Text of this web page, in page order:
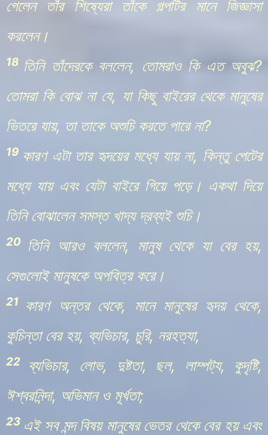
গেলেন তাঁর শিষ্যেরা তাঁকে গল্পটির মানে জিজ্ঞাসা
করলেন।
18 তিনি তাঁদেরকে বললেন, তোমরাও কি এত অবুঝ?
তোমরা কি বোঝ না যে, যা কিছু বাইরের থেকে মানুষের
ভিতরে যায়, তা তাকে অশুচি করতে পারে না?
19 কারণ এটা তার হৃদয়ের মধ্যে যায় না, কিন্তু পেটের
মধ্যে যায় এবং যেটা বাইরে গিয়ে পড়ে। একথা দিয়ে
তিনি বোঝালেন সমস্ত খাদ্য দ্রব্যই শুচি।
20 তিনি আরও বললেন, মানুষ থেকে যা বের হয়,
সেগুলোই মানুষকে অপবিত্র করে।
21
কারণ অন্তর থেকে, মানে মানুষের হৃদয় থেকে,
কুচিন্তা বের হয়, ব্যভিচার, চুরি, নরহত্যা,
22
ব্যভিচার, লোভ, দুষ্টতা, ছল, লাম্পট্য, কুদৃষ্টি,
ঈশ্বরনিন্দা, অভিমান ও মূর্খতা;
23 এই সব মন্দ বিষয় মানুষের ভেতর থেকে বের হয় এবং